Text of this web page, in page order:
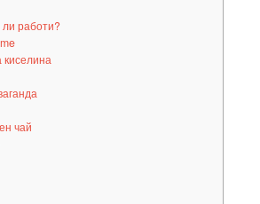
работи?
киселина
чай